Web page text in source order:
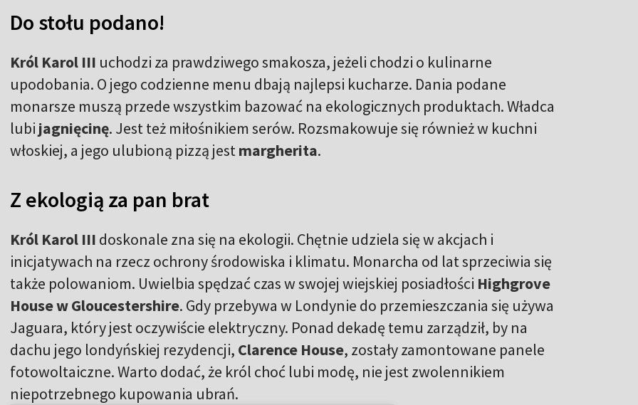
Do stołu podano!
Król Karol III uchodzi za prawdziwego smakosza, jeżeli chodzi o kulinarne
upodobania. O jego codzienne menu dbają najlepsi kucharze. Dania podane
monarsze muszą przede wszystkim bazować na ekologicznych produktach. Władca
lubi jagnięcinę. Jest też miłośnikiem serów. Rozsmakowuje się również w kuchni
włoskiej, a jego ulubioną pizzą jestmargherita.
Z ekologią za pan brat
Król Karol III doskonale zna się na ekologii. Chętnie udziela się w akcjach i
inicjatywach na rzecz ochrony środowiska i klimatu. Monarcha od lat sprzeciwia się
także polowaniom. Uwielbia spędzać czas w swojej wiejskiej posiadłości Highgrove
House w Gloucestershire. Gdy przebywa w Londynie do przemieszczania się używa
Jaguara, który jest oczywiście elektryczny. Ponad dekadę temu zarządził, by na
dachu jego londyńskiej rezydencji, Clarence House, zostały zamontowane panele
fotowoltaiczne. Warto dodać, że król choć lubi modę, nie jest zwolennikiem
niepotrzebnego kupowania ubrań.